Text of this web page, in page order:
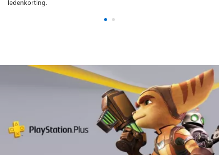
ledenkorting.